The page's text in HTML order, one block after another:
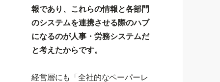
報であり、これらの情報と各部門
のシステムを連携させる際のハブ
になるのが人事・労務システムだ
と考えたからです。
経営層にも「全社的なペーパーレ